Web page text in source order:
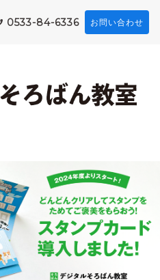
0533-84-6336 お問い合わせ